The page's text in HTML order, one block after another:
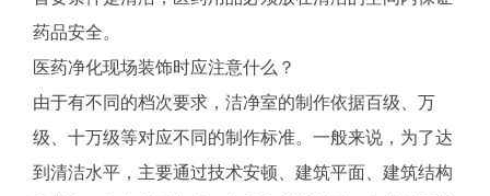
药品安全。
医药净化现场装饰时应注意什么？
由于有不同的档次要求，洁净室的制作依据百级、万
级、十万级等对应不同的制作标准。一般来说，为了达
到清洁水平，主要通过技术安顿、建筑平面、建筑结构